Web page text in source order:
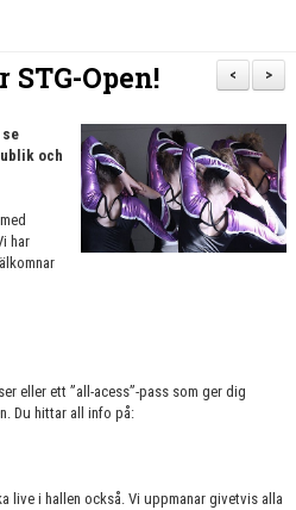
>
<
Open!
se
och
har
eller ett ”all-acess”-pass som ger dig
Du hittar all info på:
live i hallen också. Vi uppmanar givetvis alla